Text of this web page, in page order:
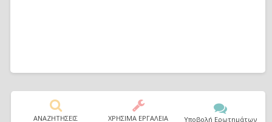
ΑΝΑΖΗΤΗΣΕΙΣ ΧΡΗΣΙΜΑ ΕΡΓΑΛΕΙΑ Υποβολή Ερωτημάτων